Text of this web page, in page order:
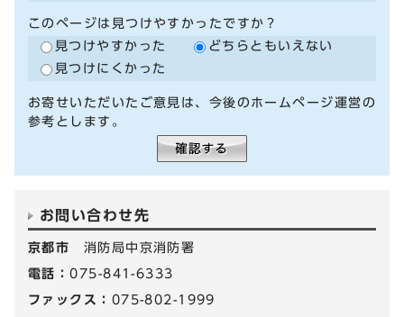
このページは見つけやすかったですか？
見つけやすかった
どちらともいえない
見つけにくかった
お寄せいただいたご意見は、今後のホームページ運営の
参考とします。
お問い合わせ先
京都市 消防局中京消防署
電話：075-841-6333
ファックス： 075-802-1999